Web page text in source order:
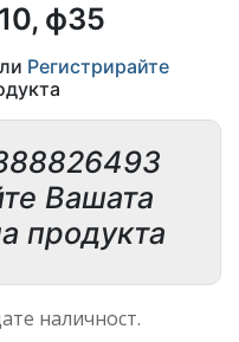
ф35
Регистрирайте
Вашата
продукта
наличност.